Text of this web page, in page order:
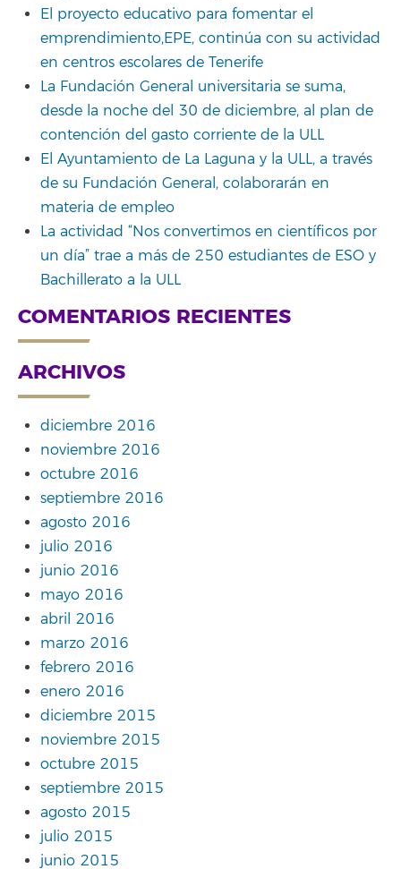
El proyecto educativo para fomentar el
emprendimiento,EPE, continúa con su actividad
en centros escolares de Tenerife
La Fundación General universitaria se suma,
desde la noche del 30 de diciembre, al plan de
contención del gasto corriente de la ULL
El Ayuntamiento de La Laguna y la ULL, a través
de su Fundación General, colaborarán en
materia de empleo
La actividad “Nos convertimos en científicos por
un día” trae a más de 250 estudiantes de ESO y
Bachillerato a la ULL
COMENTARIOS RECIENTES
ARCHIVOS
diciembre 2016
noviembre 2016
octubre 2016
septiembre 2016
agosto 2016
julio 2016
junio 2016
mayo 2016
abril 2016
marzo 2016
febrero 2016
enero 2016
diciembre 2015
noviembre 2015
octubre 2015
septiembre 2015
agosto 2015
julio 2015
junio 2015